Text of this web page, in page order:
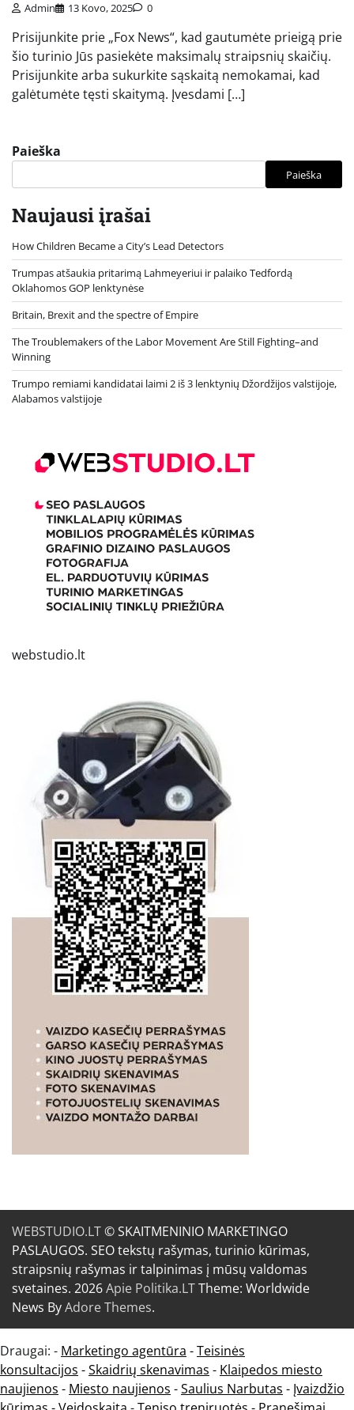
Admin 13 Kovo, 2025 0
Prisijunkite prie „Fox News“, kad gautumėte prieigą prie
šio turinio Jūs pasiekėte maksimalų straipsnių skaičių.
Prisijunkite arba sukurkite sąskaitą nemokamai, kad
galėtumėte tęsti skaitymą. Įvesdami […]
Paieška
Paieška
Naujausi įrašai
How Children Became a City’s Lead Detectors
Trumpas atšaukia pritarimą Lahmeyeriui ir palaiko Tedfordą
Oklahomos GOP lenktynėse
Britain, Brexit and the spectre of Empire
The Troublemakers of the Labor Movement Are Still Fighting–and
Winning
Trumpo remiami kandidatai laimi 2 iš 3 lenktynių Džordžijos valstijoje,
Alabamos valstijoje
webstudio.lt
WEBSTUDIO.LT© SKAITMENINIO MARKETINGO
PASLAUGOS. SEO tekstų rašymas, turinio kūrimas,
straipsnių rašymas ir talpinimas į mūsų valdomas
svetaines. 2026Apie Politika.LTTheme: Worldwide
News ByAdore Themes.
Draugai: - Marketingo agentūra -Teisinės
konsultacijos -Skaidrių skenavimas - Klaipedos miesto
naujienos - Miesto naujienos -Saulius Narbutas - Įvaizdžio